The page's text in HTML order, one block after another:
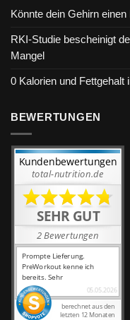
Könnte dein Gehirn
RKI-Studie bescheinigt
Mangel
0 Kalorien und Fettgehalt
BEWERTUNGEN